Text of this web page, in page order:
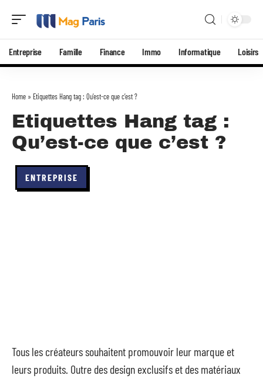
Entreprise Famille Finance Immo Informatique Loisirs
Home » Etiquettes Hang tag : Qu’est-ce que c’est ?
Etiquettes Hang tag :
Qu’est-ce que c’est ?
ENTREPRISE
Tous les créateurs souhaitent promouvoir leur marque et
leurs produits. Outre des design exclusifs et des matériaux